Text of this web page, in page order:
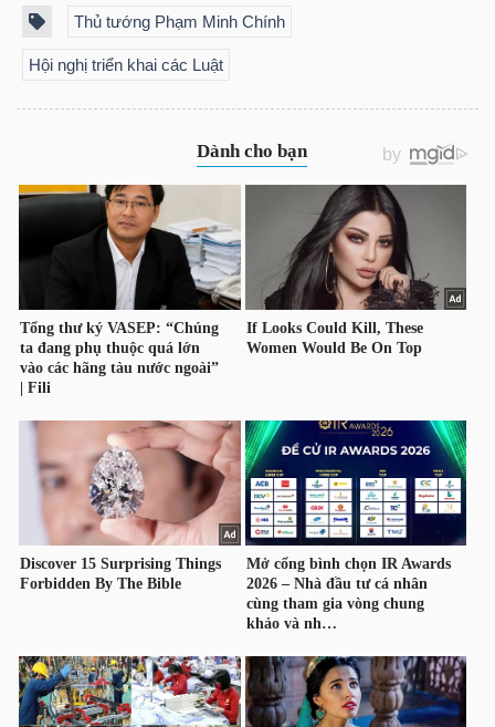
Thủ tướng Phạm Minh Chính
Hội nghị triển khai các Luật